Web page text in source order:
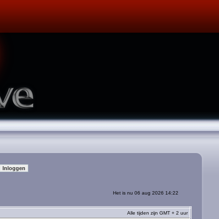
Het is nu 06 aug 2026 14:22
Alle tijden zijn GMT + 2 uur